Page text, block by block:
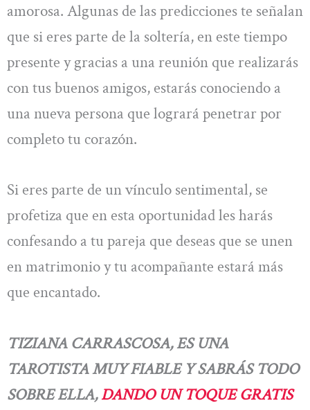
amorosa. Algunas de las predicciones te señalan
que si eres parte de la soltería, en este tiempo
presente y gracias a una reunión que realizarás
con tus buenos amigos, estarás conociendo a
una nueva persona que logrará penetrar por
completo tu corazón.
Si eres parte de un vínculo sentimental, se
profetiza que en esta oportunidad les harás
confesando a tu pareja que deseas que se unen
en matrimonio y tu acompañante estará más
que encantado.
TIZIANA CARRASCOSA, ES UNA
TAROTISTA MUY FIABLE Y SABRÁS TODO
SOBRE ELLA,DANDO UN TOQUE GRATIS